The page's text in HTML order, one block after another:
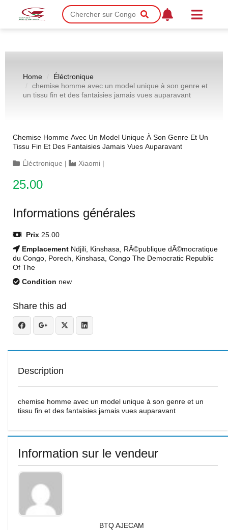
Home
Éléctronique
chemise homme avec un model unique à son genre et
un tissu fin et des fantaisies jamais vues auparavant
Chemise Homme Avec Un Model Unique À Son Genre Et Un
Tissu Fin Et Des Fantaisies Jamais Vues Auparavant
Éléctronique | Xiaomi |
25.00
Informations générales
Prix 25.00
Emplacement Ndjili, Kinshasa, RÃ©publique dÃ©mocratique
du Congo, Porech, Kinshasa, Congo The Democratic Republic
Of The
Condition new
Share this ad
Description
chemise homme avec un model unique à son genre et un
tissu fin et des fantaisies jamais vues auparavant
Information sur le vendeur
BTQ AJECAM